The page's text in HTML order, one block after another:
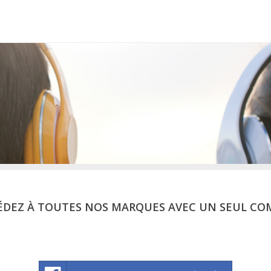
À TOUTES NOS MARQUES AVEC UN SEUL